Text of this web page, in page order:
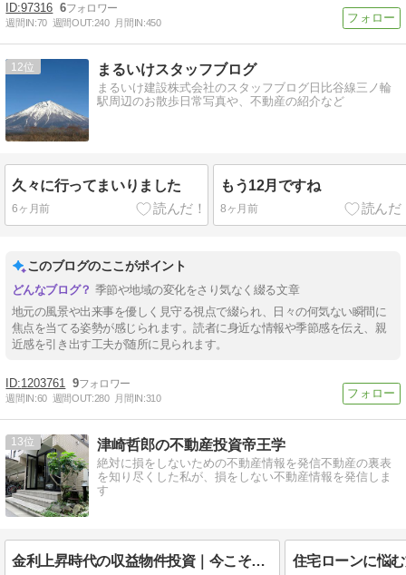
97316 6
週間IN:70 週間OUT:240 月間IN:450
12 まるいけスタッフブログ
まるいけ建設株式会社のスタッフブログ日比谷線三ノ輪
駅周辺のお散歩日常写真や、不動産の紹介など
久々に行ってまいりました
6ヶ月前
もう12月ですね
8ヶ月前
このブログのここがポイント
季節や地域の変化をさり気なく綴る文章
地元の風景や出来事を優しく見守る視点で綴られ、日々の何気ない瞬間に
焦点を当てる姿勢が感じられます。読者に身近な情報や季節感を伝え、親
近感を引き出す工夫が随所に見られます。
1203761 9
週間IN:60 週間OUT:280 月間IN:310
13 津崎哲郎の不動産投資帝王学
絶対に損をしないための不動産情報を発信不動産の裏表
を知り尽くした私が、損をしない不動産情報を発信しま
す
金利上昇時代の収益物件投資｜今こそ見直すべき3つのポイント